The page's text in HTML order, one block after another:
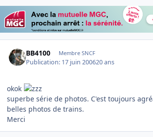
BB4100 Membre SNCF
Publication: 17 juin 200620 ans
okok
superbe série de photos. C'est toujours
belles photos de trains.
Merci